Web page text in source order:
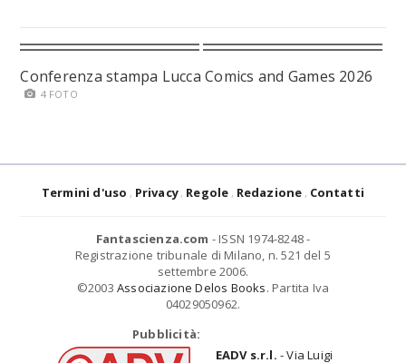
Conferenza stampa Lucca Comics and Games 2026
4 FOTO
Termini d'uso Privacy Regole Redazione Contatti
Fantascienza.com - ISSN 1974-8248 -
Registrazione tribunale di Milano, n. 521 del 5
settembre 2006.
©2003 Associazione Delos Books. Partita Iva
04029050962.
Pubblicità:
EADV s.r.l. - Via Luigi